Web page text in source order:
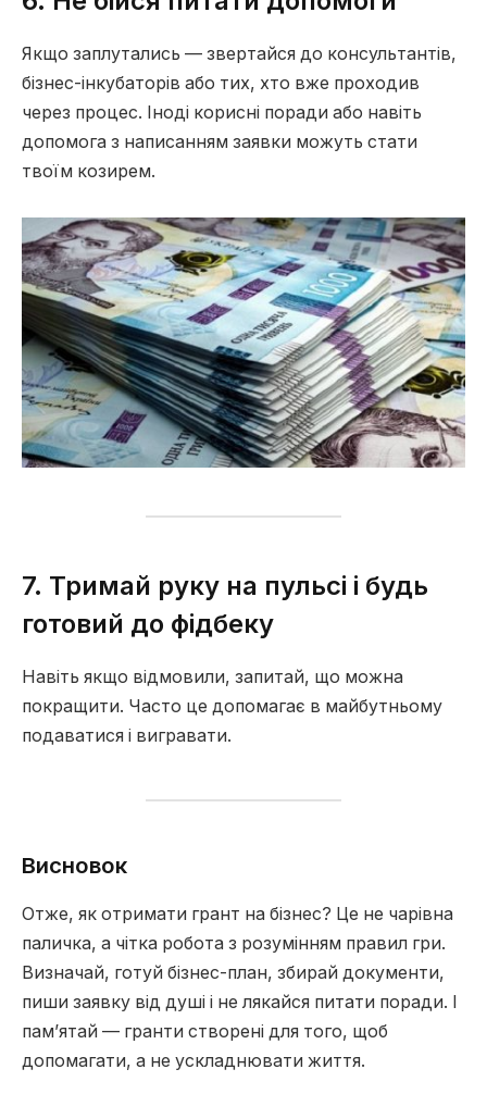
Якщо заплутались — звертайся до консультантів,
бізнес-інкубаторів або тих, хто вже проходив
через процес. Іноді корисні поради або навіть
допомога з написанням заявки можуть стати
твоїм козирем.
7. Тримай руку на пульсі і будь
готовий до фідбеку
Навіть якщо відмовили, запитай, що можна
покращити. Часто це допомагає в майбутньому
подаватися і вигравати.
Висновок
Отже, як отримати грант на бізнес? Це не чарівна
паличка, а чітка робота з розумінням правил гри.
Визначай, готуй бізнес-план, збирай документи,
пиши заявку від душі і не лякайся питати поради. І
пам’ятай — гранти створені для того, щоб
допомагати, а не ускладнювати життя.